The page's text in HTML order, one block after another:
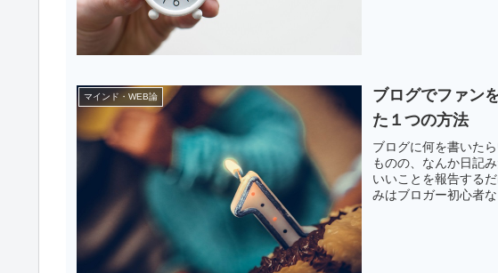
マインド・WEB論
ブログでファン
た１つの方法
ブログに何を書いた
ものの、なんか日記
いいことを報告する
みはブロガー初心者